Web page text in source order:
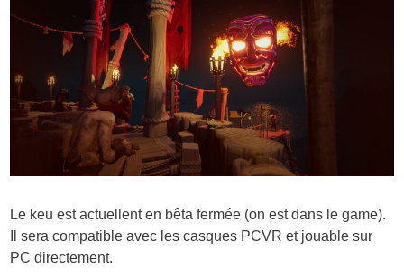
Le keu est actuellent en bêta fermée (on est dans le game).
Il sera compatible avec les casques PCVR et jouable sur
PC directement.